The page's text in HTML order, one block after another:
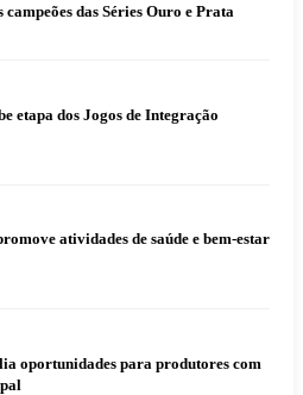
das Séries Ouro e Prata
etapa dos Jogos de Integração
atividades de saúde e bem-estar
oportunidades para produtores com